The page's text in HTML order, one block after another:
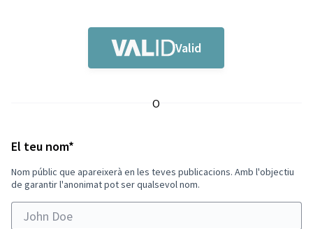
Valid
O
El teu nom*
Nom públic que apareixerà en les teves publicacions. Amb l'objectiu
de garantir l'anonimat pot ser qualsevol nom.